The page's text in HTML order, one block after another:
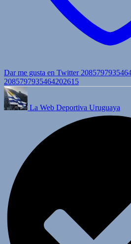
Dar me gusta en Twitter
2085797935464202615
La Web Deportiva Uruguaya